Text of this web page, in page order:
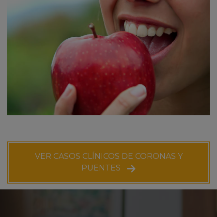
VER CASOS CLÍNICOS DE CORONAS Y
PUENTES